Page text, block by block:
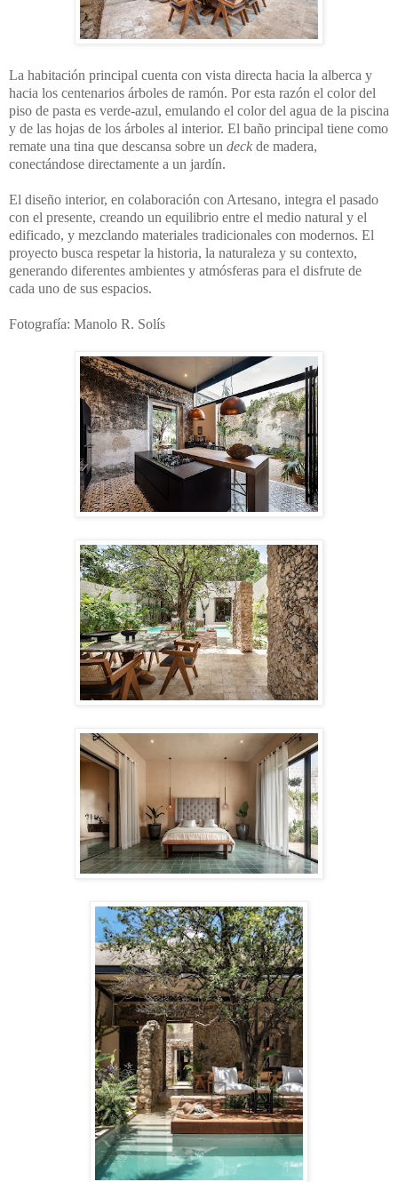
La habitación principal cuenta con vista directa hacia la alberca y
hacia los centenarios árboles de ramón. Por esta razón el color del
piso de pasta es verde-azul, emulando el color del agua de la piscina
y de las hojas de los árboles al interior. El baño principal tiene como
remate una tina que descansa sobre un deck de madera,
conectándose directamente a un jardín.
El diseño interior, en colaboración con Artesano, integra el pasado
con el presente, creando un equilibrio entre el medio natural y el
edificado, y mezclando materiales tradicionales con modernos. El
proyecto busca respetar la historia, la naturaleza y su contexto,
generando diferentes ambientes y atmósferas para el disfrute de
cada uno de sus espacios.
Fotografía: Manolo R. Solís